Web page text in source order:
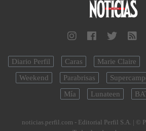
Diario Perfil Caras Marie Claire
Weekend
Parabrisas
Mía
Lunateen
noticias.perfil.com - Editorial Perfil S.A. | ©